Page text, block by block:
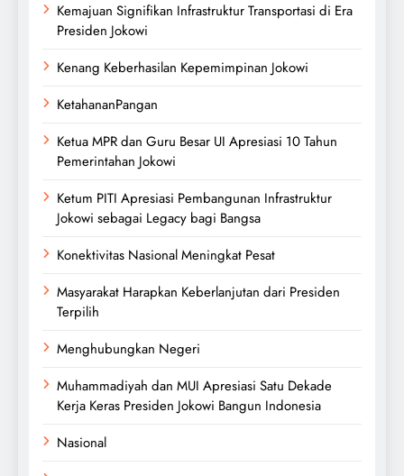
Kemajuan Signifikan Infrastruktur Transportasi di Era
Presiden Jokowi
Kenang Keberhasilan Kepemimpinan Jokowi
KetahananPangan
Ketua MPR dan Guru Besar UI Apresiasi 10 Tahun
Pemerintahan Jokowi
Ketum PITI Apresiasi Pembangunan Infrastruktur
Jokowi sebagai Legacy bagi Bangsa
Konektivitas Nasional Meningkat Pesat
Masyarakat Harapkan Keberlanjutan dari Presiden
Terpilih
Menghubungkan Negeri
Muhammadiyah dan MUI Apresiasi Satu Dekade
Kerja Keras Presiden Jokowi Bangun Indonesia
Nasional